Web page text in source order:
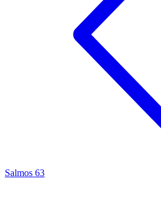
Salmos 63